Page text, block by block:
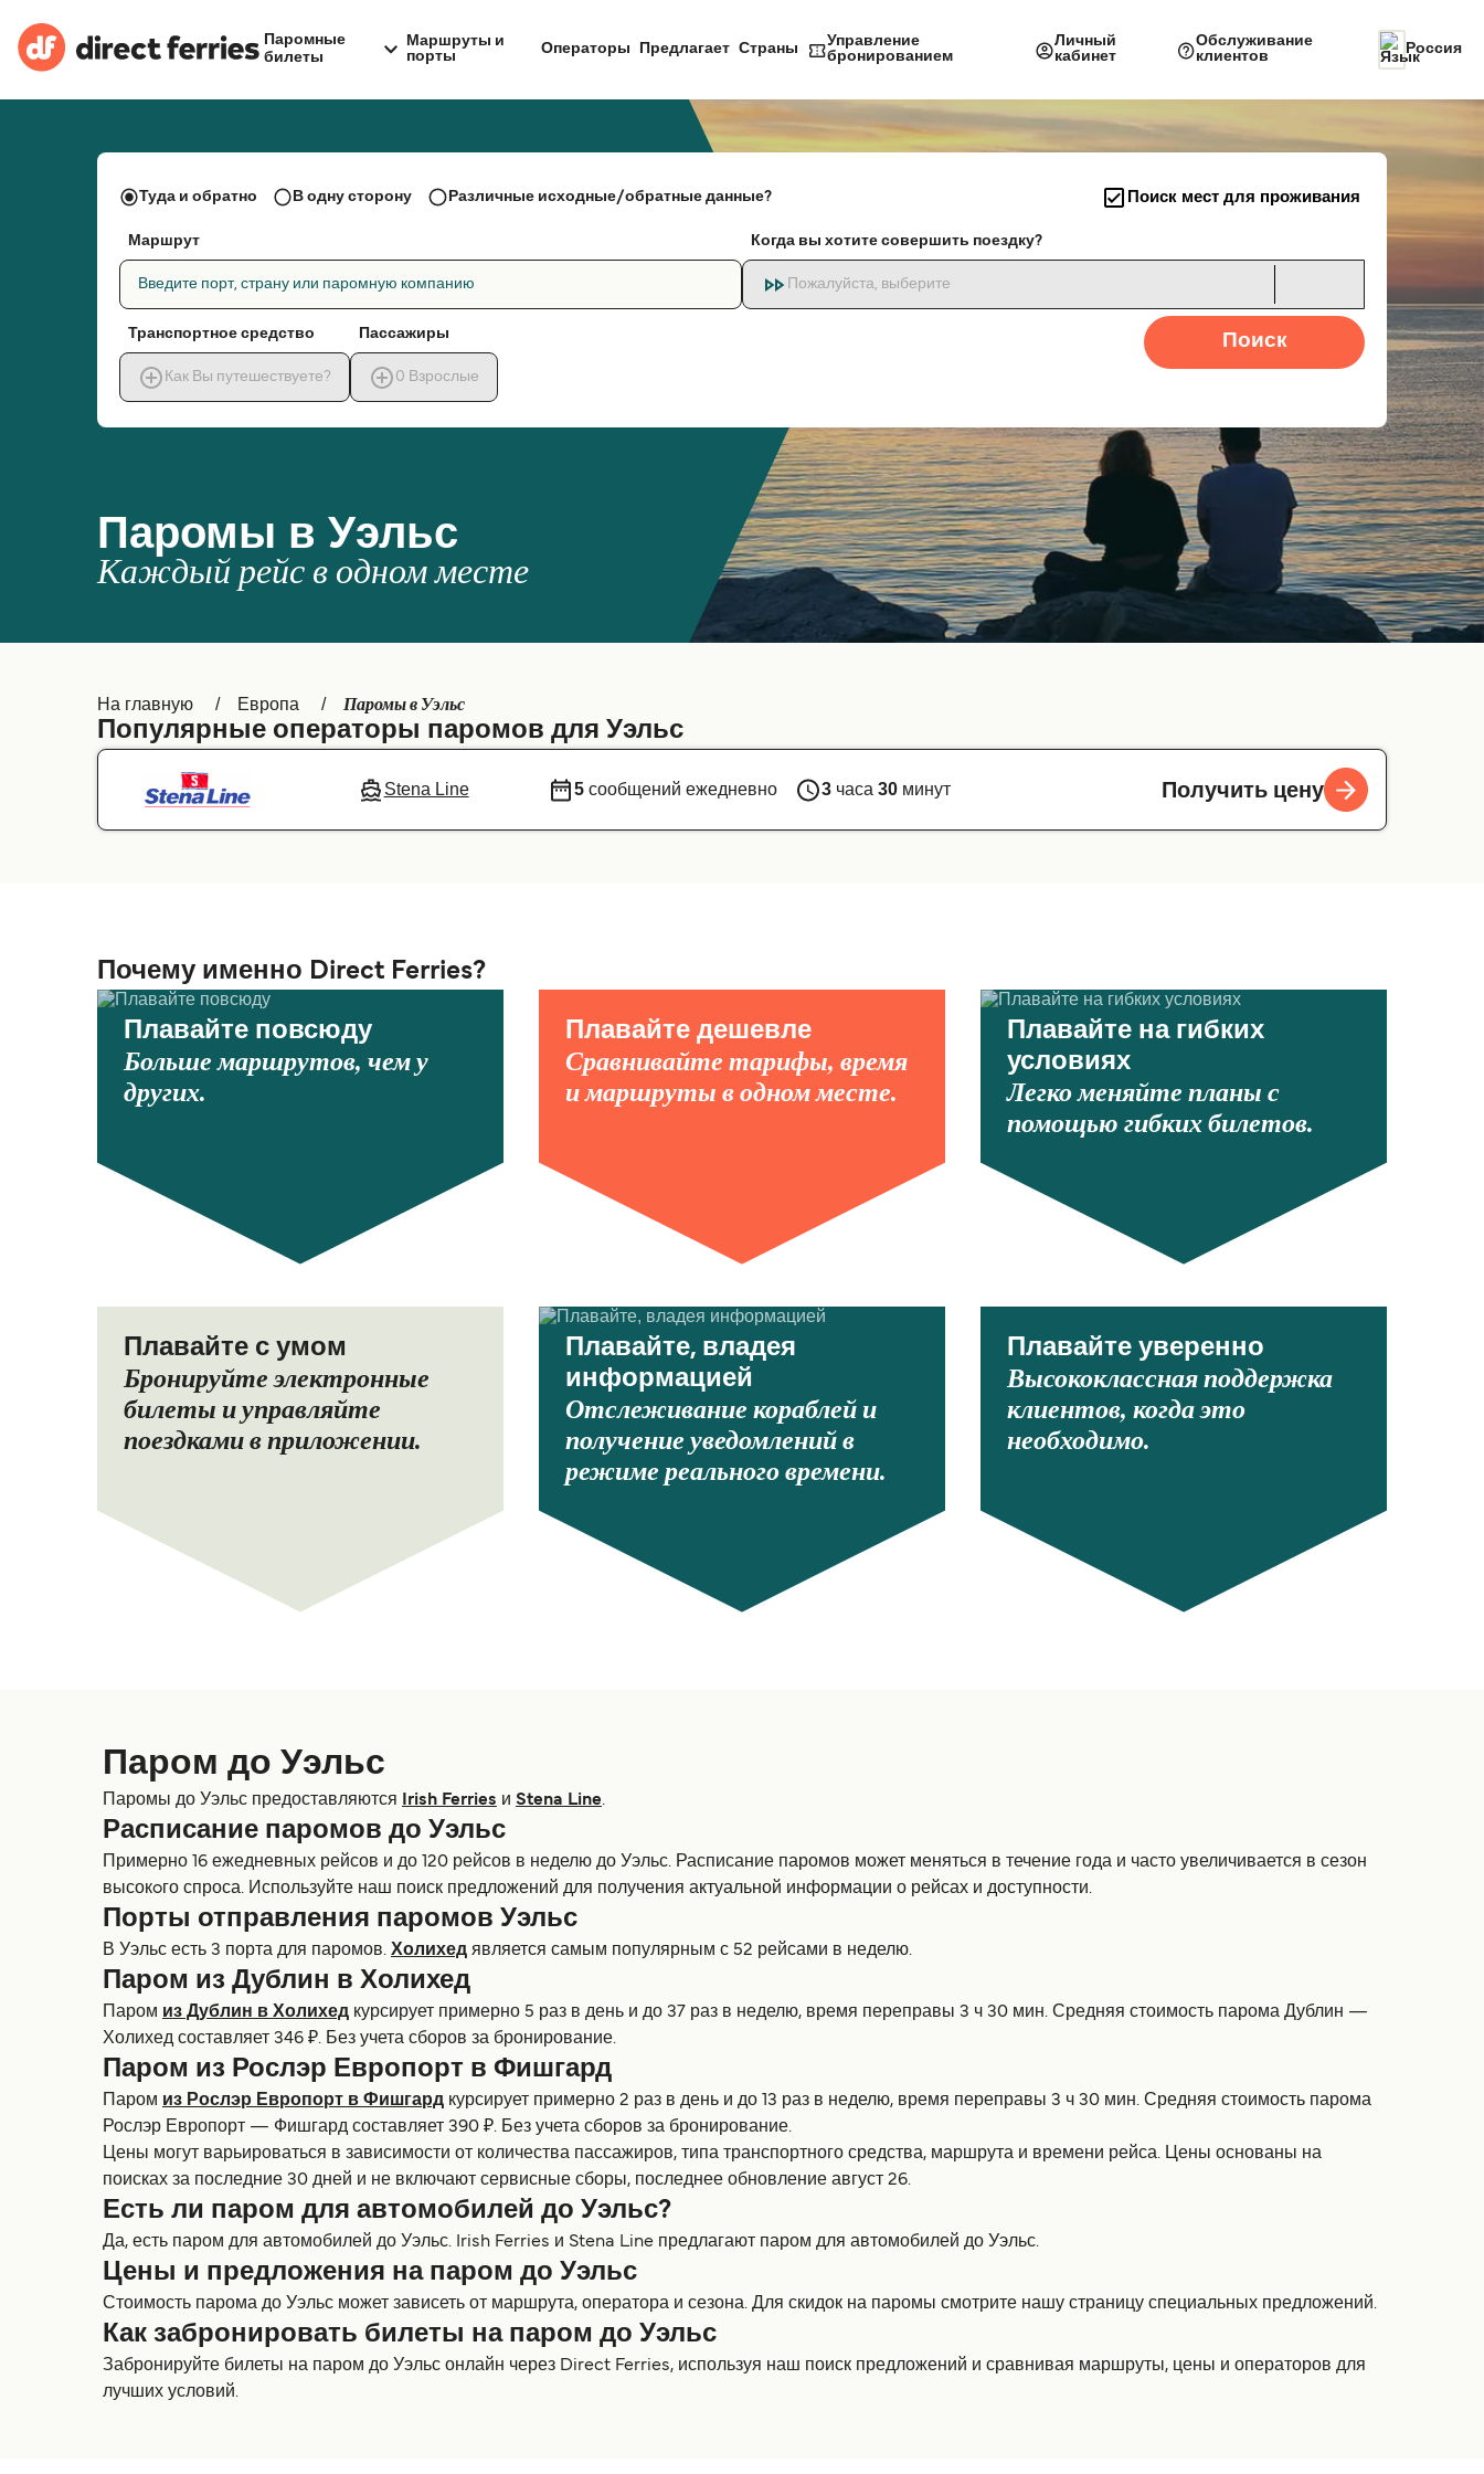
Паромные
билеты
Маршруты и
порты
Операторы Предлагает Страны
Управление
бронированием
Личный
кабинет
Обслуживание
клиентов
Россия
Паромы в Уэльс
Каждый рейс в одном месте
Туда и обратно В одну сторону Различные исходные/обратные данные? Поиск мест для проживания
Маршрут
Введите порт, страну или паромную компанию
Когда вы хотите совершить поездку?
Пожалуйста, выберите
Транспортное средство
Как Вы путешествуете?
Пассажиры
0 Взрослые
Поиск
На главную Европа Паромы в Уэльс
Популярные операторы паромов для Уэльс
Stena Line 5сообщений ежедневно 3часа 30минут Получить цену
Почему именно Direct Ferries?
Плавайте повсюду
Больше маршрутов, чем у
других.
Плавайте дешевле
Сравнивайте тарифы, время
и маршруты в одном месте.
Плавайте на гибких
условиях
Легко меняйте планы с
помощью гибких билетов.
Плавайте с умом
Бронируйте электронные
билеты и управляйте
поездками в приложении.
Плавайте, владея
информацией
Отслеживание кораблей и
получение уведомлений в
режиме реального времени.
Плавайте уверенно
Высококлассная поддержка
клиентов, когда это
необходимо.
Паром до Уэльс
Паромы до Уэльс предоставляются Irish Ferries и Stena Line.
Расписание паромов до Уэльс
Примерно 16 ежедневных рейсов и до 120 рейсов в неделю до Уэльс. Расписание паромов может меняться в течение года и часто увеличивается в сезон
высокoго спроса. Используйте наш поиск предложений для получения актуальной информации о рейсах и доступности.
Порты отправления паромов Уэльс
В Уэльс есть 3 порта для паромов. Холихед является самым популярным с 52 рейсами в неделю.
Паром из Дублин в Холихед
Паром из Дублин в Холихед курсирует примерно 5 раз в день и до 37 раз в неделю, время переправы 3 ч 30 мин. Средняя стоимость парома Дублин —
Холихед составляет 346 ₽. Без учета сборов за бронирование.
Паром из Рослэр Европорт в Фишгард
Паром из Рослэр Европорт в Фишгард курсирует примерно 2 раз в день и до 13 раз в неделю, время переправы 3 ч 30 мин. Средняя стоимость парома
Рослэр Европорт — Фишгард составляет 390 ₽. Без учета сборов за бронирование.
Цены могут варьироваться в зависимости от количества пассажиров, типа транспортного средства, маршрута и времени рейса. Цены основаны на
поисках за последние 30 дней и не включают сервисные сборы, последнее обновление август 26.
Есть ли паром для автомобилей до Уэльс?
Да, есть паром для автомобилей до Уэльс. Irish Ferries и Stena Line предлагают паром для автомобилей до Уэльс.
Цены и предложения на паром до Уэльс
Стоимость парома до Уэльс может зависеть от маршрута, оператора и сезона. Для скидок на паромы смотрите нашу страницу специальных предложений.
Как забронировать билеты на паром до Уэльс
Забронируйте билеты на паром до Уэльс онлайн через Direct Ferries, используя наш поиск предложений и сравнивая маршруты, цены и операторов для
лучших условий.